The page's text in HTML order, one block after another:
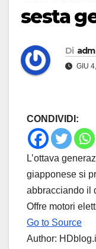
sesta
Di
GIU
CONDIVIDI:
L’ottava
giapponese si
abbracciando il
Offre motori
Go to Source
Author: